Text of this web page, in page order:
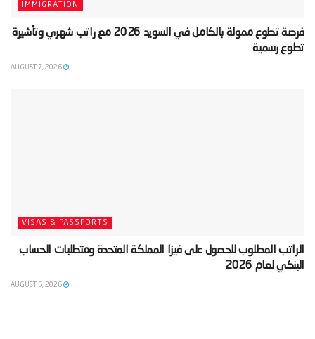
IMMIGRATION
‫فرصة تطوع ممولة بالكامل في السويد 2026 مع راتب شهري وتأشيرة
تطوع رسمية‬
VISAS & PASSPORTS
‫الراتب المطلوب للحصول على فيزا المملكة المتحدة ومتطلبات الحساب
البنكي لعام 2026‬